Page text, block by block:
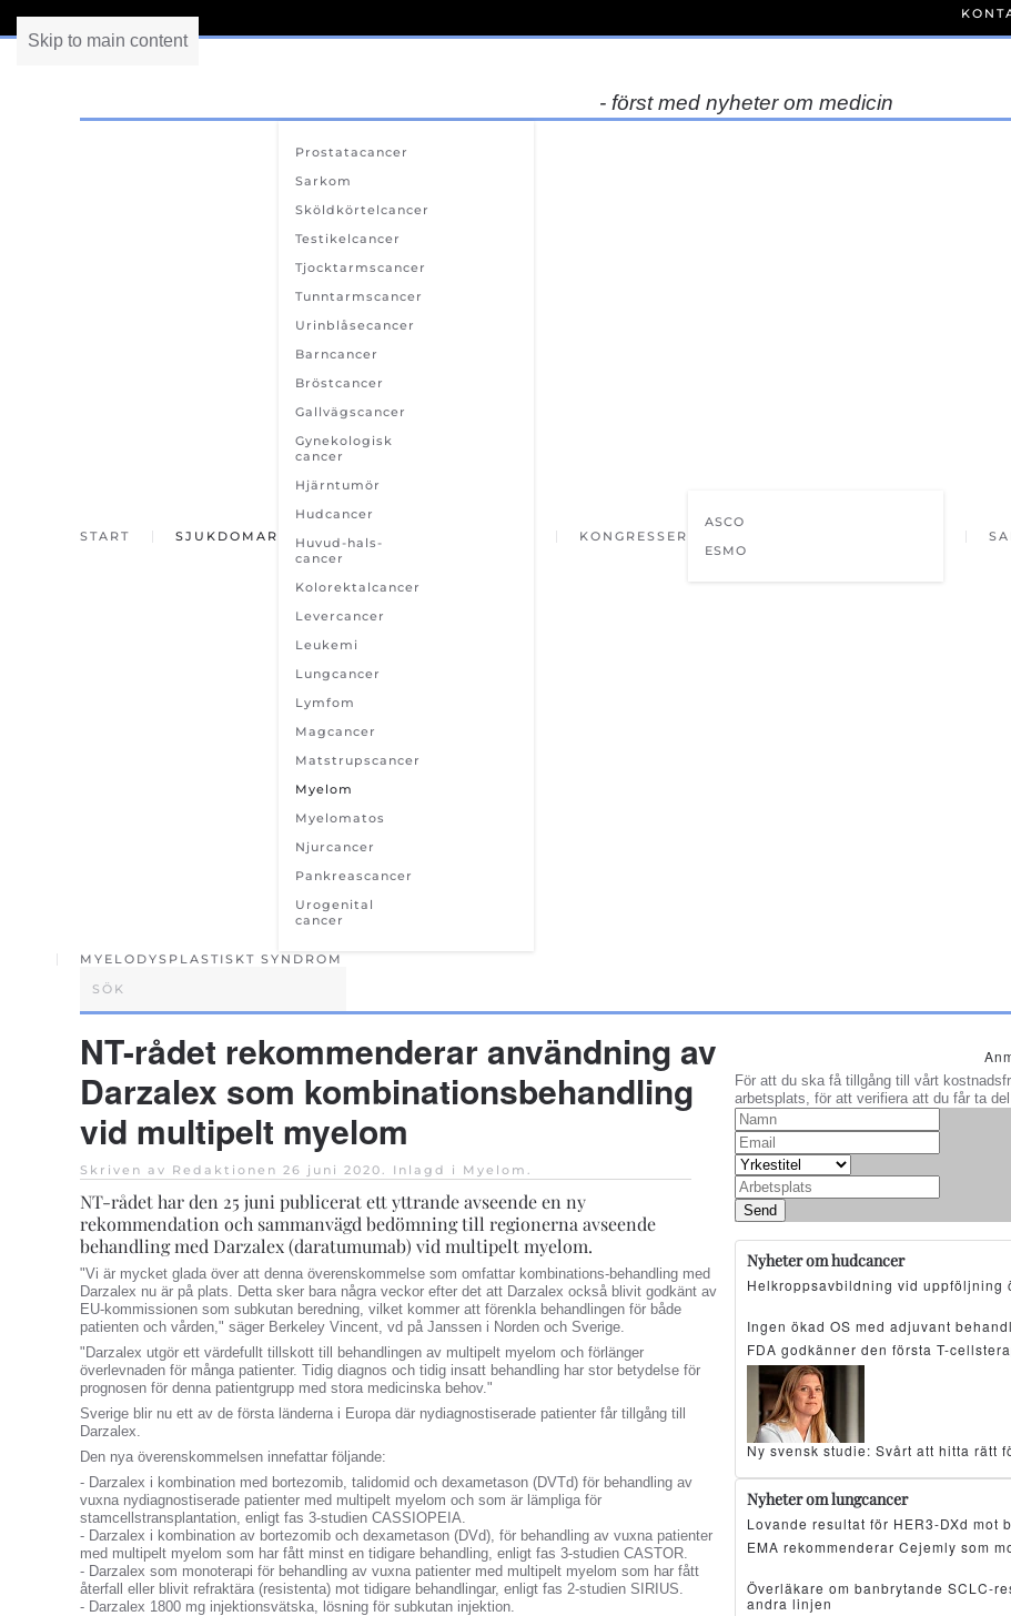
Skip to main content
- först med nyheter om medicin
START SJUKDOMAR
Prostatacancer
Sarkom
Sköldkörtelcancer
Testikelcancer
Tjocktarmscancer
Tunntarmscancer
Urinblåsecancer
Barncancer
Bröstcancer
Gallvägscancer
Gynekologisk
cancer
Hjärntumör
Hudcancer
Huvud-hals-
cancer
Kolorektalcancer
Levercancer
Leukemi
Lungcancer
Lymfom
Magcancer
Matstrupscancer
Myelom
Myelomatos
Njurcancer
Pankreascancer
Urogenital
cancer
KONGRESSER
ASCO
ESMO
MYELODYSPLASTISKT SYNDROM
NT-rådet rekommenderar användning av
Darzalex som kombinationsbehandling
vid multipelt myelom
Skriven av Redaktionen 26 juni 2020. Inlagd i Myelom .
NT-rådet har den 25 juni publicerat ett yttrande avseende en ny
rekommendation och sammanvägd bedömning till regionerna avseende
behandling med Darzalex (daratumumab) vid multipelt myelom.
"Vi är mycket glada över att denna överenskommelse som omfattar kombinations-behandling med
Darzalex nu är på plats. Detta sker bara några veckor efter det att Darzalex också blivit godkänt av
EU-kommissionen som subkutan beredning, vilket kommer att förenkla behandlingen för både
patienten och vården," säger Berkeley Vincent, vd på Janssen i Norden och Sverige.
"Darzalex utgör ett värdefullt tillskott till behandlingen av multipelt myelom och förlänger
överlevnaden för många patienter. Tidig diagnos och tidig insatt behandling har stor betydelse för
prognosen för denna patientgrupp med stora medicinska behov."
Sverige blir nu ett av de första länderna i Europa där nydiagnostiserade patienter får tillgång till
Darzalex.
Den nya överenskommelsen innefattar följande:
- Darzalex i kombination med bortezomib, talidomid och dexametason (DVTd) för behandling av
vuxna nydiagnostiserade patienter med multipelt myelom och som är lämpliga för
stamcellstransplantation, enligt fas 3-studien CASSIOPEIA.
- Darzalex i kombination av bortezomib och dexametason (DVd), för behandling av vuxna patienter
med multipelt myelom som har fått minst en tidigare behandling, enligt fas 3-studien CASTOR.
- Darzalex som monoterapi för behandling av vuxna patienter med multipelt myelom som har fått
återfall eller blivit refraktära (resistenta) mot tidigare behandlingar, enligt fas 2-studien SIRIUS.
- Darzalex 1800 mg injektionsvätska, lösning för subkutan injektion.
För att du ska få tillgång till vårt
arbetsplats, för att verifiera att du får ta
Send
Nyheter om hudcancer
Helkroppsavbildning vid uppföljning
Ingen ökad OS med adjuvant
FDA godkänner den första T-
Ny svensk studie: Svårt att hitta rätt
Nyheter om lungcancer
Lovande resultat för HER3-DXd mot
EMA rekommenderar Cejemly som
Överläkare om banbrytande SCLC-
andra linjen